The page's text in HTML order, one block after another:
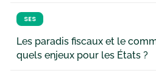
SES
Les paradis fiscaux et le
quels enjeux pour les États ?